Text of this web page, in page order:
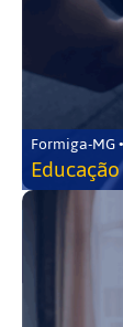
Formiga-MG